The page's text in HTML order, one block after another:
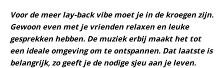
Voor de meer lay-back vibe moet je in de kroegen zijn.
Gewoon even met je vrienden relaxen en leuke
gesprekken hebben. De muziek erbij maakt het tot
een ideale omgeving om te ontspannen. Dat laatste is
belangrijk, zo geeft je de nodige sjeu aan je leven.